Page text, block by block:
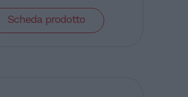
Scheda prodotto